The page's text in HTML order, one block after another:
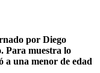
por Diego
Para muestra lo
a una menor de edad